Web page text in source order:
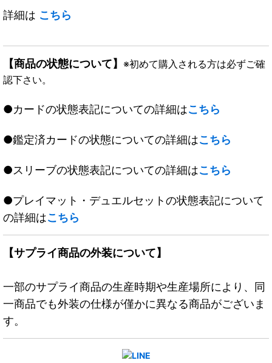
詳細は こちら
【商品の状態について】 ※初めて購入される方は必ずご確
認下さい。
●カードの状態表記についての詳細はこちら
●鑑定済カードの状態についての詳細はこちら
●スリーブの状態表記についての詳細はこちら
●プレイマット・デュエルセットの状態表記について
の詳細はこちら
【サプライ商品の外装について】
一部のサプライ商品の生産時期や生産場所により、同
一商品でも外装の仕様が僅かに異なる商品がございま
す。